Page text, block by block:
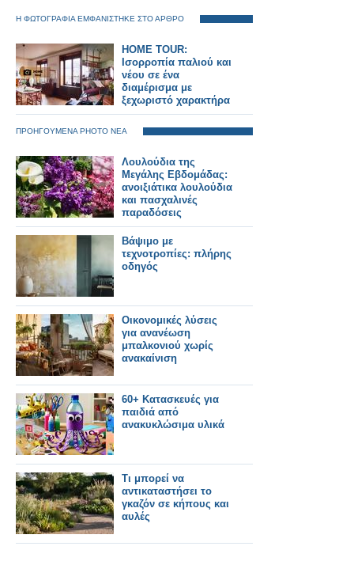
Η ΦΩΤΟΓΡΑΦΙΑ ΕΜΦΑΝΙΣΤΗΚΕ ΣΤΟ ΑΡΘΡΟ
HOME TOUR:
Ισορροπία παλιού και
νέου σε ένα
διαμέρισμα με
ξεχωριστό χαρακτήρα
ΠΡΟΗΓΟΥΜΕΝΑ PHOTO ΝΕΑ
Λουλούδια της
Μεγάλης Εβδομάδας:
ανοιξιάτικα λουλούδια
και πασχαλινές
παραδόσεις
Βάψιμο με
τεχνοτροπίες: πλήρης
οδηγός
Οικονομικές λύσεις
για ανανέωση
μπαλκονιού χωρίς
ανακαίνιση
60+ Κατασκευές για
παιδιά από
ανακυκλώσιμα υλικά
Τι μπορεί να
αντικαταστήσει το
γκαζόν σε κήπους και
αυλές